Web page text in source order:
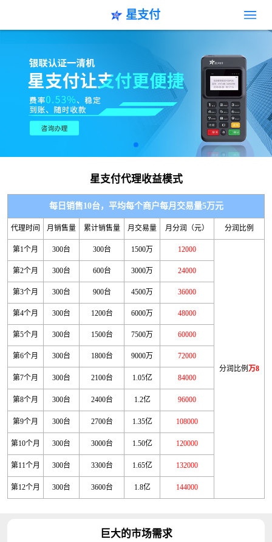
星支付
星支付代理收益模式
每日销售10台，平均每个商户每月交易量5万元
代理时间 月销售量 累计销售量 月交易量 月分润（元） 分润比例
第1个月 300台 300台 1500万 12000
分润比例 万8
第2个月 300台 600台 3000万 24000
第3个月 300台 900台 4500万 36000
第4个月 300台 1200台 6000万 48000
第5个月 300台 1500台 7500万 60000
第6个月 300台 1800台 9000万 72000
第7个月 300台 2100台 1.05亿 84000
第8个月 300台 2400台 1.2亿 96000
第9个月 300台 2700台 1.35亿 108000
第10个月 300台 3000台 1.50亿 120000
第11个月 300台 3300台 1.65亿 132000
第12个月 300台 3600台 1.8亿 144000
巨大的市场需求